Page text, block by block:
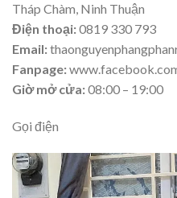
Tháp Chàm, Ninh Thuận
Điện thoại:0819 330 793
Email:
Fanpage:
Giờ mở cửa:08:00 – 19:00
Gọi điện